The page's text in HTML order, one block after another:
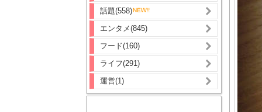
話題(558)
エンタメ(845)
フード(160)
ライフ(291)
運営(1)